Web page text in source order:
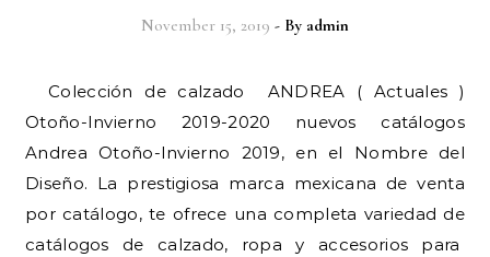
November 15, 2019 - By admin
Colección de calzado ANDREA ( Actuales )
Otoño-Invierno 2019-2020 nuevos catálogos
Andrea Otoño-Invierno 2019, en el Nombre del
Diseño. La prestigiosa marca mexicana de venta
por catálogo, te ofrece una completa variedad de
catálogos de calzado, ropa y accesorios para